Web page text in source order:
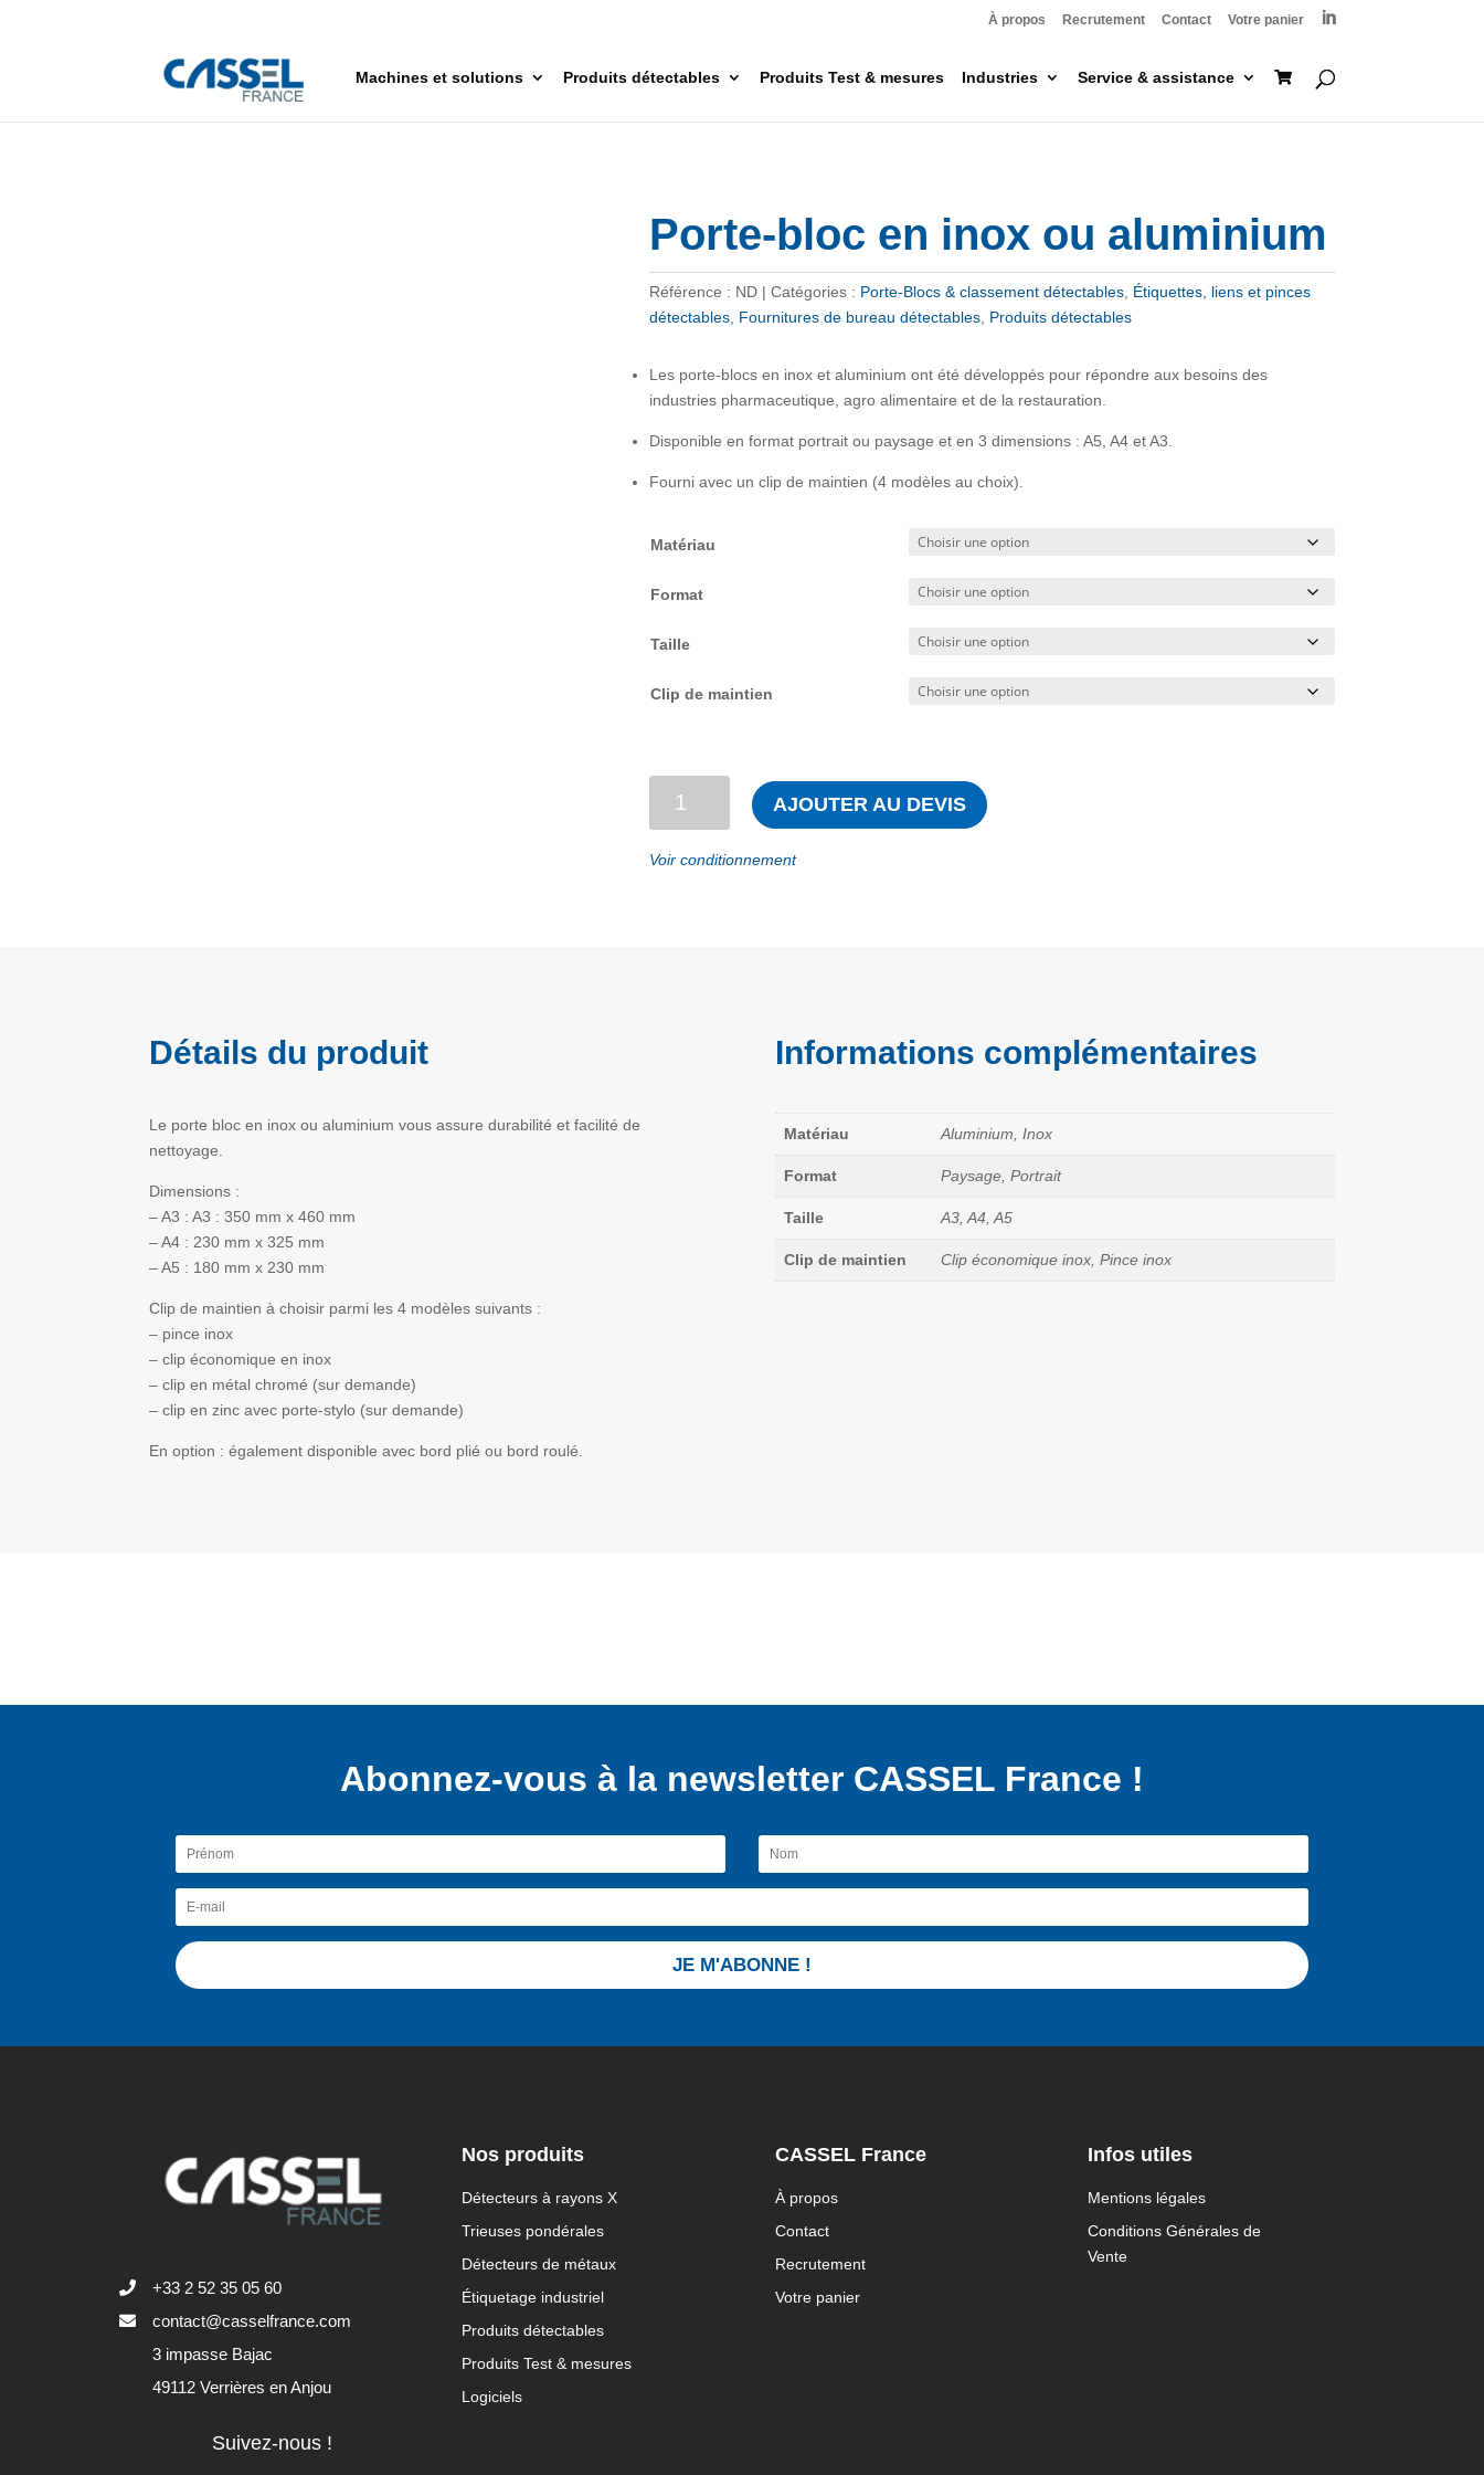
À propos Recrutement Contact Votre panier 
Machines et solutions Produits détectables Produits Test & mesures Industries Service & assistance
Porte-bloc en inox ou aluminium
Référence : ND Catégories : Porte-Blocs & classement détectables Étiquettes, liens et pinces
détectables Fournitures de bureau détectables Produits détectables
Les porte-blocs en inox et aluminium ont été développés pour répondre aux besoins des
industries pharmaceutique, agro alimentaire et de la restauration.
Disponible en format portrait ou paysage et en 3 dimensions : A5, A4 et A3.
Fourni avec un clip de maintien (4 modèles au choix).
Matériau
Format
Taille
Clip de maintien
bloc
AJOUTER AU DEVIS
Voir conditionnement
Détails du produit
Le porte bloc en inox ou aluminium vous assure durabilité et facilité de
nettoyage.
Dimensions :
– A3 : A3 : 350 mm x 460 mm
– A4 : 230 mm x 325 mm
– A5 : 180 mm x 230 mm
Clip de maintien à choisir parmi les 4 modèles suivants :
– pince inox
– clip économique en inox
– clip en métal chromé (sur demande)
– clip en zinc avec porte-stylo (sur demande)
En option : également disponible avec bord plié ou bord roulé.
Informations complémentaires
Matériau Aluminium, Inox
Format Paysage, Portrait
Taille A3, A4, A5
Clip de maintien Clip économique inox, Pince inox
Abonnez-vous à la newsletter CASSEL France !
JE M'ABONNE !
+33 2 52 35 05 60
contact@casselfrance.com
3 impasse Bajac
49112 Verrières en Anjou
Suivez-nous !
Nos produits
Détecteurs à rayons X
Trieuses pondérales
Détecteurs de métaux
Étiquetage industriel
Produits détectables
Produits Test & mesures
Logiciels
CASSEL France
À propos
Contact
Recrutement
Votre panier
Infos utiles
Mentions légales
Conditions Générales de
Vente